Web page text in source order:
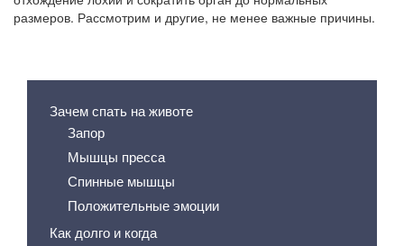
размеров. Рассмотрим и другие, не менее важные причины.
Зачем спать на животе
Запор
Мышцы пресса
Спинные мышцы
Положительные эмоции
Как долго и когда